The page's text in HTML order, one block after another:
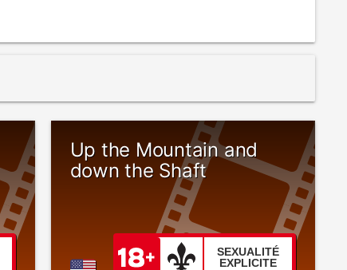
Up the Mountain and
down the Shaft
SEXUALITÉ
EXPLICITE